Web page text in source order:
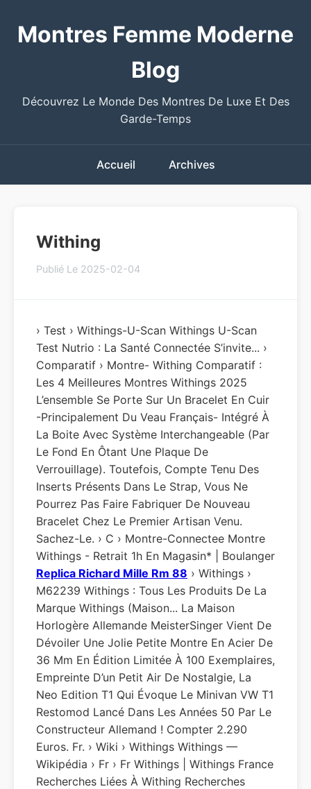
Montres Femme Moderne
Blog
Découvrez Le Monde Des Montres De Luxe Et Des
Garde-Temps
Accueil Archives
Withing
Publié Le 2025-02-04
› Test › Withings-U-Scan Withings U-Scan
Test Nutrio : La Santé Connectée S’invite... ›
Comparatif › Montre- Withing Comparatif :
Les 4 Meilleures Montres Withings 2025
L’ensemble Se Porte Sur Un Bracelet En Cuir
-principalement Du Veau Français- Intégré À
La Boite Avec Système Interchangeable (par
Le Fond En Ôtant Une Plaque De
Verrouillage). Toutefois, Compte Tenu Des
Inserts Présents Dans Le Strap, Vous Ne
Pourrez Pas Faire Fabriquer De Nouveau
Bracelet Chez Le Premier Artisan Venu.
Sachez-Le. › C › Montre-Connectee Montre
Withings - Retrait 1h En Magasin* | Boulanger
Replica Richard Mille Rm 88 › Withings ›
M62239 Withings : Tous Les Produits De La
Marque Withings (Maison... La Maison
Horlogère Allemande MeisterSinger Vient De
Dévoiler Une Jolie Petite Montre En Acier De
36 Mm En Édition Limitée À 100 Exemplaires,
Empreinte D’un Petit Air De Nostalgie, La
Neo Edition T1 Qui Évoque Le Minivan VW T1
Restomod Lancé Dans Les Années 50 Par Le
Constructeur Allemand ! Compter 2.290
Euros. Fr. › Wiki › Withings Withings —
Wikipédia › Fr › Fr Withings | Withings France
Recherches Liées À Withing Recherches